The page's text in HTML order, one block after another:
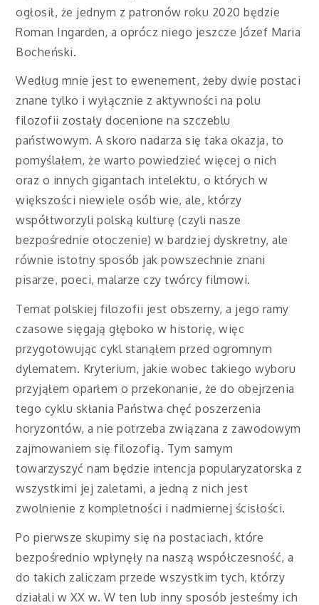
ogłosił, że jednym z patronów roku 2020 będzie
Roman Ingarden, a oprócz niego jeszcze Józef Maria
Bocheński.
Według mnie jest to ewenement, żeby dwie postaci
znane tylko i wyłącznie z aktywności na polu
filozofii zostały docenione na szczeblu
państwowym. A skoro nadarza się taka okazja, to
pomyślałem, że warto powiedzieć więcej o nich
oraz o innych gigantach intelektu, o których w
większości niewiele osób wie, ale, którzy
współtworzyli polską kulturę (czyli nasze
bezpośrednie otoczenie) w bardziej dyskretny, ale
równie istotny sposób jak powszechnie znani
pisarze, poeci, malarze czy twórcy filmowi.
Temat polskiej filozofii jest obszerny, a jego ramy
czasowe sięgają głęboko w historię, więc
przygotowując cykl stanąłem przed ogromnym
dylematem. Kryterium, jakie wobec takiego wyboru
przyjąłem oparłem o przekonanie, że do obejrzenia
tego cyklu skłania Państwa chęć poszerzenia
horyzontów, a nie potrzeba związana z zawodowym
zajmowaniem się filozofią. Tym samym
towarzyszyć nam będzie intencja popularyzatorska z
wszystkimi jej zaletami, a jedną z nich jest
zwolnienie z kompletności i nadmiernej ścisłości.
Po pierwsze skupimy się na postaciach, które
bezpośrednio wpłynęły na naszą współczesność, a
do takich zaliczam przede wszystkim tych, którzy
działali w XX w. W ten lub inny sposób jesteśmy ich